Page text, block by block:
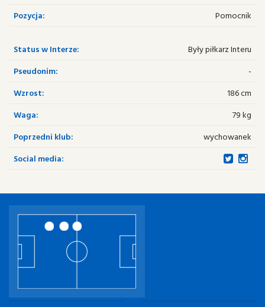
Pozycja:
Pomocnik
Status w Interze:
Były piłkarz Interu
Pseudonim:
-
Wzrost:
186 cm
Waga:
79 kg
Poprzedni klub:
wychowanek
Social media: